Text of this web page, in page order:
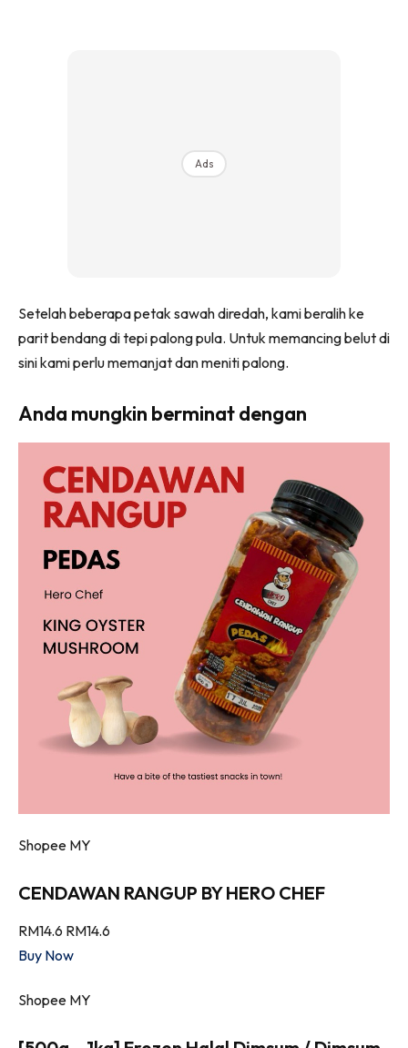
Ads
Setelah beberapa petak sawah diredah, kami beralih ke
parit bendang di tepi palong pula. Untuk memancing belut di
sini kami perlu memanjat dan meniti palong.
Anda mungkin berminat dengan
Shopee MY
CENDAWAN RANGUP BY HERO CHEF
RM14.6 RM14.6
Buy Now
Shopee MY